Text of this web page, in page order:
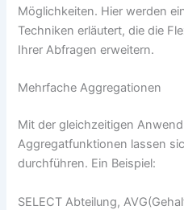
Möglichkeiten. Hier werden
Techniken erläutert, die die
Ihrer Abfragen erweitern.
Mehrfache Aggregationen
Mit der gleichzeitigen
Aggregatfunktionen lassen
durchführen. Ein Beispiel:
SELECT Abteilung,